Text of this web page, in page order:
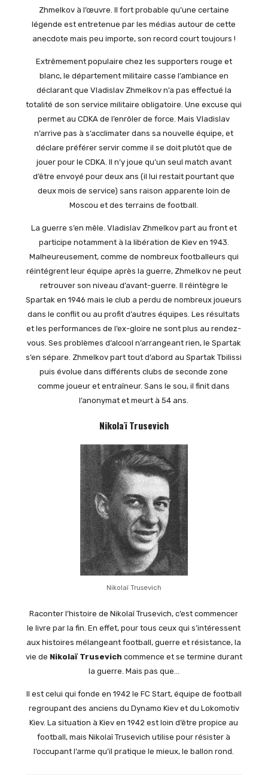
Zhmelkov à l’œuvre. Il fort probable qu’une certaine
légende est entretenue par les médias autour de cette
anecdote mais peu importe, son record court toujours !
Extrêmement populaire chez les supporters rouge et
blanc, le département militaire casse l’ambiance en
déclarant que Vladislav Zhmelkov n’a pas effectué la
totalité de son service militaire obligatoire. Une excuse qui
permet au CDKA de l’enrôler de force. Mais Vladislav
n’arrive pas à s’acclimater dans sa nouvelle équipe, et
déclare préférer servir comme il se doit plutôt que de
jouer pour le CDKA. Il n’y joue qu’un seul match avant
d’être envoyé pour deux ans (il lui restait pourtant que
deux mois de service) sans raison apparente loin de
Moscou et des terrains de football.
La guerre s’en mêle. Vladislav Zhmelkov part au front et
participe notamment à la libération de Kiev en 1943.
Malheureusement, comme de nombreux footballeurs qui
réintégrent leur équipe après la guerre, Zhmelkov ne peut
retrouver son niveau d’avant-guerre. Il réintègre le
Spartak en 1946 mais le club a perdu de nombreux joueurs
dans le conflit ou au profit d’autres équipes. Les résultats
et les performances de l’ex-gloire ne sont plus au rendez-
vous. Ses problèmes d’alcool n’arrangeant rien, le Spartak
s’en sépare. Zhmelkov part tout d’abord au Spartak Tbilissi
puis évolue dans différents clubs de seconde zone
comme joueur et entraîneur. Sans le sou, il finit dans
l’anonymat et meurt à 54 ans.
Nikolaï Trusevich
Nikolaï Trusevich
Raconter l’histoire de Nikolaï Trusevich, c’est commencer
le livre par la fin. En effet, pour tous ceux qui s’intéressent
aux histoires mélangeant football, guerre et résistance, la
vie de Nikolaï Trusevich commence et se termine durant
la guerre. Mais pas que…
Il est celui qui fonde en 1942 le FC Start, équipe de football
regroupant des anciens du Dynamo Kiev et du Lokomotiv
Kiev. La situation à Kiev en 1942 est loin d’être propice au
football, mais Nikolaï Trusevich utilise pour résister à
l’occupant l’arme qu’il pratique le mieux, le ballon rond.